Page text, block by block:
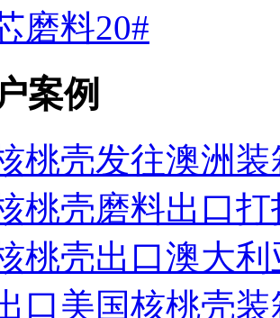
磨料20#
案例
桃壳发往澳洲
桃壳磨料出口
桃壳出口澳大
口美国核桃壳装